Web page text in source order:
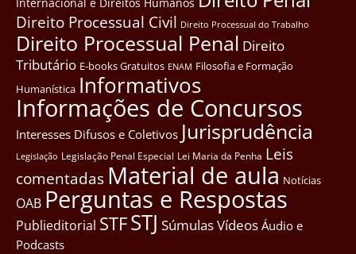
Direito Processual Civil Direito Processual do Trabalho
Direito Processual Penal Direito
Tributário E-books Gratuitos ENAM Filosofia e Formação
Humanística Informativos
Informações de Concursos
Interesses Difusos e Coletivos Jurisprudência
Legislação Legislação Penal Especial Lei Maria da Penha Leis
comentadas Material de aula Notícias
OAB Perguntas e Respostas
Publieditorial STFSTJ SúmulasVídeos Áudio e
Podcasts